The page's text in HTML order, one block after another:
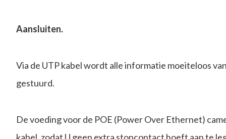
Aansluiten.
Via de UTP kabel wordt alle informatie moeiteloos
gestuurd.
De voeding voor de POE (Power Over Ethernet)